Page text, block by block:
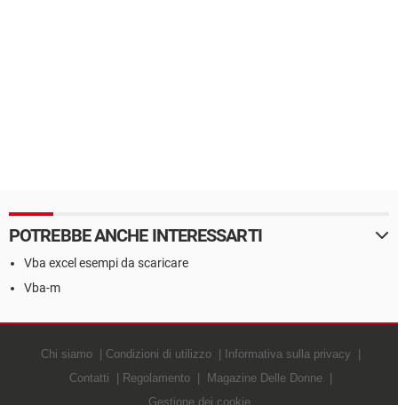
POTREBBE ANCHE INTERESSARTI
Vba excel esempi da scaricare
Vba-m
Chi siamo Condizioni di utilizzo
Informativa sulla privacy
Contatti
Regolamento
Magazine Delle Donne
Gestione dei cookie